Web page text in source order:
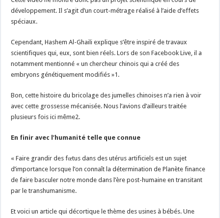
développement. Il s’agit d’un court-métrage réalisé à l’aide d’effets
spéciaux.
Cependant, Hashem Al-Ghaili explique s’être inspiré de travaux
scientifiques qui, eux, sont bien réels. Lors de son Facebook Live, il a
notamment mentionné « un chercheur chinois qui a créé des
embryons génétiquement modifiés »1.
Bon, cette histoire du bricolage des jumelles chinoises n’a rien à voir
avec cette grossesse mécanisée. Nous l’avions d’ailleurs traitée
plusieurs fois ici même2.
En finir avec l’humanité telle que connue
« Faire grandir des fœtus dans des utérus artificiels est un sujet
d’importance lorsque l’on connaît la détermination de Planète finance
de faire basculer notre monde dans l’ère post-humaine en transitant
par le transhumanisme.
Et voici un article qui décortique le thème des usines à bébés. Une